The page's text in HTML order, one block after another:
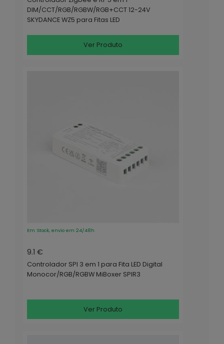
DIM/CCT/RGB/RGBW/RGB+CCT 12-24V
SKYDANCE WZ5 para Fitas LED
Ver Produto
Em Stock, envio em 24/48h
9.1 €
Controlador SPI 3 em 1 para Fita LED Digital
Monocor/RGB/RGBW MiBoxer SPIR3
Ver Produto